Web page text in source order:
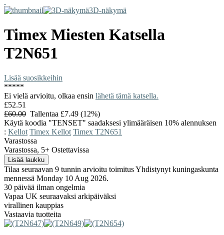
3D-näkymä
Timex Miesten Katsella
T2N651
Lisää suosikkeihin
*****
Ei vielä arvioitu, olkaa ensin lähetä tämä katsella.
£52.51
£60.00 Tallentaa £7.49 (12%)
Käytä koodia "TENSET" saadaksesi ylimääräisen 10% alennuksen
: Kellot Timex Kellot Timex T2N651
Varastossa
Varastossa, 5+ Ostettavissa
Tilaa seuraavan 9 tunnin arvioitu toimitus Yhdistynyt kuningaskunta
mennessä Monday 10 Aug 2026.
30 päivää ilman ongelmia
Vapaa UK seuraavaksi arkipäiväksi
virallinen kauppias
Vastaavia tuotteita